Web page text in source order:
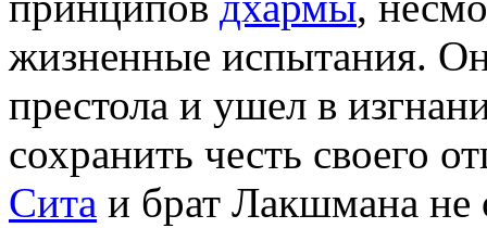
жизненные испытания. Он
престола и ушел в
сохранить честь своего
Сита и брат Лакшмана не